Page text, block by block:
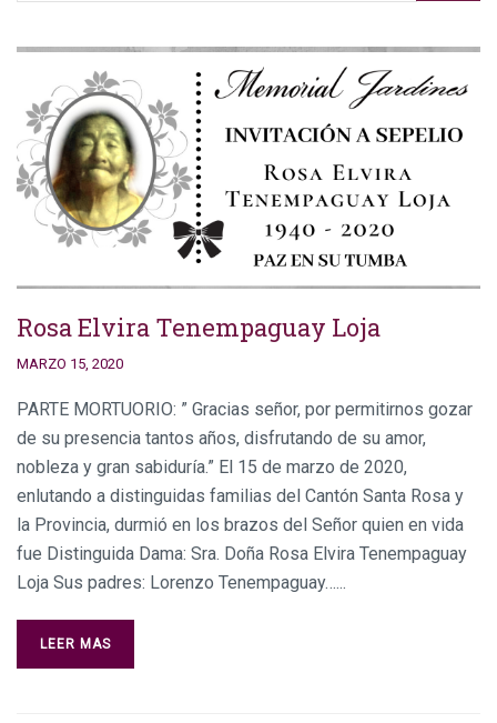
Rosa Elvira Tenempaguay Loja
MARZO 15, 2020
PARTE MORTUORIO: ” Gracias señor, por permitirnos gozar
de su presencia tantos años, disfrutando de su amor,
nobleza y gran sabiduría.” El 15 de marzo de 2020,
enlutando a distinguidas familias del Cantón Santa Rosa y
la Provincia, durmió en los brazos del Señor quien en vida
fue Distinguida Dama: Sra. Doña Rosa Elvira Tenempaguay
Loja Sus padres: Lorenzo Tenempaguay…...
LEER MAS